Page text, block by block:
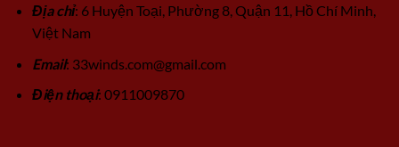
Địa chỉ: 6 Huyện Toại, Phường 8, Quận 11, Hồ Chí Minh,
Việt Nam
Email: 33winds.com@gmail.com
Điện thoại: 0911009870